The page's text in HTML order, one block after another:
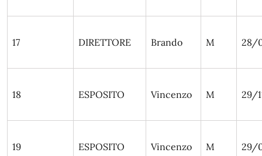
17 DIRETTORE Brando M 28/
18 ESPOSITO Vincenzo M 29/
19 ESPOSITO Vincenzo M 29/